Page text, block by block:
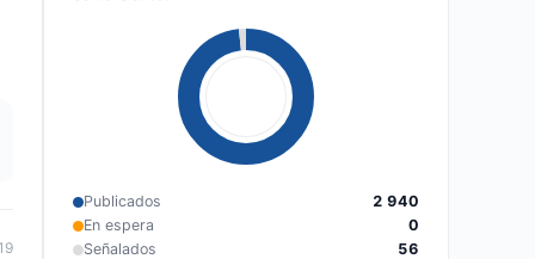
Publicados
2 940
En espera
0
Señalados
56